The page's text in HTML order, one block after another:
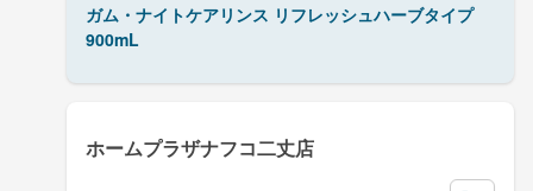
ガム・ナイトケアリンス リフレッシュハーブタイプ
900mL
ホームプラザナフコ二丈店